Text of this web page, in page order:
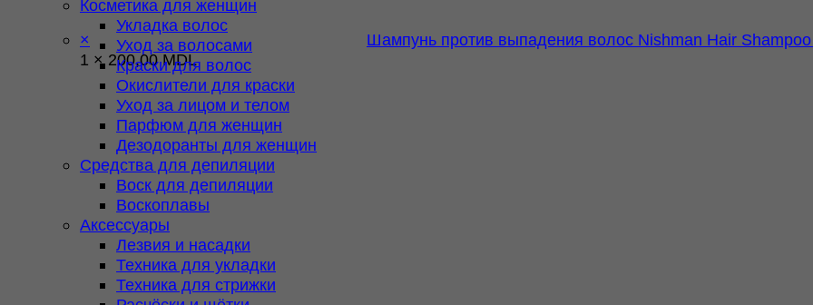
×
Шампунь против выпадения волос Nishman Hair
1 ×200,00MDL
Косметика для женщин
Укладка волос
Уход за волосами
Краски для волос
Окислители для краски
Уход за лицом и телом
Парфюм для женщин
Дезодоранты для женщин
Средства для депиляции
Воск для депиляции
Воскоплавы
Аксессуары
Лезвия и насадки
Техника для укладки
Техника для стрижки